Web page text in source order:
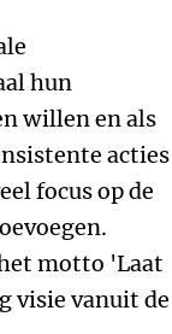
hun
willen en als
acties
focus op de
motto 'Laat
visie vanuit de